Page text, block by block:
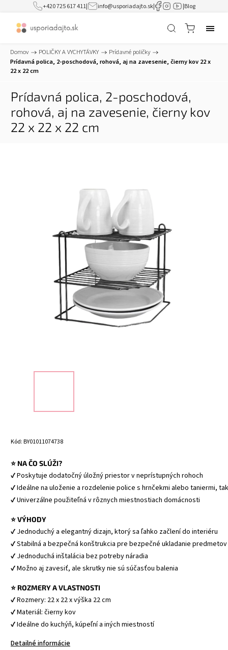
+420 725 617 411| info@usporiadajto.sk| |Blog
Domov / POLIČKY A VYCHYTÁVKY / Prídavné poličky /
Prídavná polica, 2-poschodová, rohová, aj na zavesenie, čierny kov 22 x
22 x 22 cm
Prídavná polica, 2-poschodová,
rohová, aj na zavesenie, čierny kov
22 x 22 x 22 cm
Kód:BY01011074738
⭐ NA ČO SLÚŽI?
✔ Poskytuje dodatočný úložný priestor v neprístupných rohoch
✔ Ideálne na uloženie a rozdelenie police s hrnčekmi alebo taniermi,
✔ Univerzálne použiteľná v rôznych miestnostiach domácnosti
⭐ VÝHODY
✔ Jednoduchý a elegantný dizajn, ktorý sa ľahko začlení do interiéru
✔ Stabilná a bezpečná konštrukcia pre bezpečné ukladanie predmetov
✔ Jednoduchá inštalácia bez potreby náradia
✔ Možno aj zavesiť, ale skrutky nie sú súčasťou balenia
⭐ ROZMERY A VLASTNOSTI
✔ Rozmery: 22 x 22 x výška 22 cm
✔ Materiál: čierny kov
✔ Ideálne do kuchýň, kúpeľní a iných miestností
Detailné informácie